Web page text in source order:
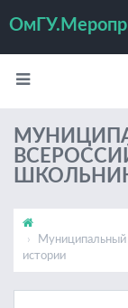
Муниципальный
истории